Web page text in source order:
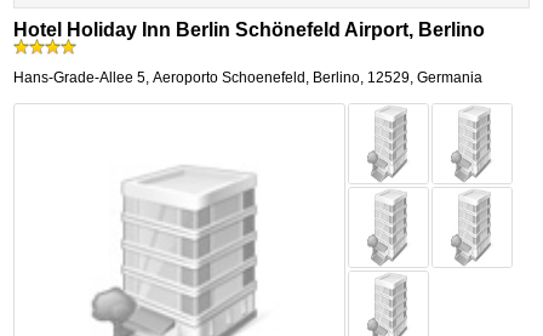
Hotel Holiday Inn Berlin Schönefeld Airport, Berlino
Hans-Grade-Allee 5,Aeroporto Schoenefeld, Berlino, 12529, Germania